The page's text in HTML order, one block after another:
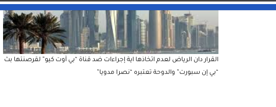
القرار دان الرياض لعدم اتخاذها اية إجراءات ضد قناة “بي آوت كيو” لقرصنتها بث
“بي إن سبورت” والدوحة تعتبره “نصرا مدويا”